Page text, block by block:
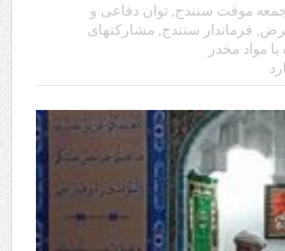
جمعه موقت سنندج توان دفاعی و
فرماندار سنندج مشارکتهای
مواد مخدر